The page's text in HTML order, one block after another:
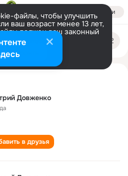
Войти
файлы, чтобы улучшить
ваш возраст менее 13 лет,
должен ваш законный
информации
Настроить
Довженко
в друзья